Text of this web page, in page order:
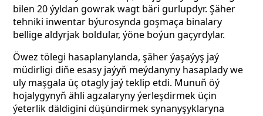
bilen 20 ýyldan gowrak wagt bäri gurlupdyr.Şäher
tehniki inwentar býurosynda goşmaça binalary
bellige aldyrjak boldular, ýöne boýun gaçyrdylar.
Öwez tölegi hasaplanylanda, şäher ýaşaýyş jaý
müdirligi diňe esasy jaýyň meýdanyny hasaplady we
uly maşgala üç otagly jaý teklip etdi. Munuň öý
hojalygynyň ähli agzalaryny ýerleşdirmek üçin
ýeterlik däldigini düşündirmek synanyşyklaryna